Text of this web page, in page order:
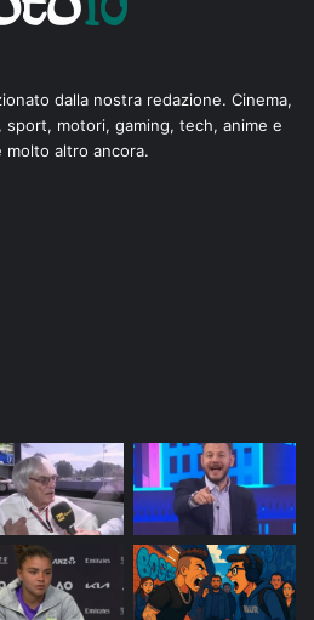
dalla nostra redazione. Cinema,
motori, gaming, tech, anime e
molto altro ancora.